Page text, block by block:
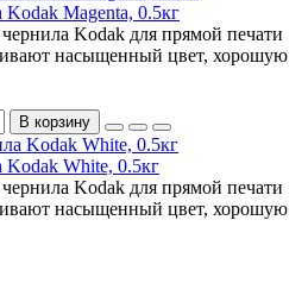
Magenta, 0.5кг
Kodak для прямой печати
насыщенный цвет, хорошую
В корзину
White, 0.5кг
Kodak для прямой печати
насыщенный цвет, хорошую